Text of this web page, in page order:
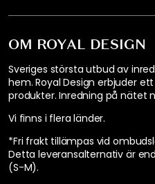
OM ROYAL DESIGN
Sveriges största utbud av
hem. Royal Design erbjuder
produkter. Inredning på nätet
Vi finns i flera länder.
*Fri frakt tillämpas vid
Detta leveransalternativ är
(S-M).